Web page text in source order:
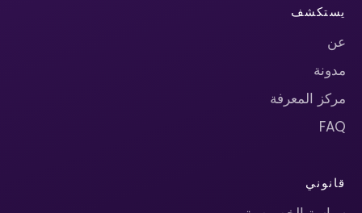
يستكشف
عن
مدونة
مركز المعرفة
FAQ
قانوني